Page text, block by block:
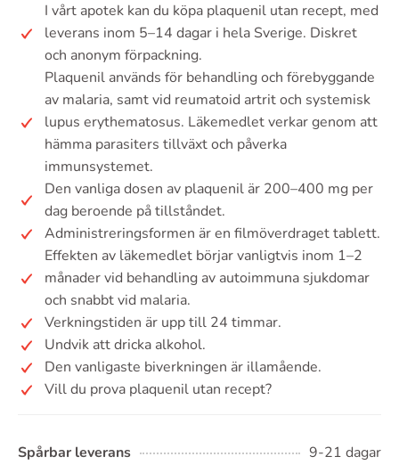
I vårt apotek kan du köpa plaquenil utan recept, med
leverans inom 5–14 dagar i hela Sverige. Diskret
och anonym förpackning.
Plaquenil används för behandling och förebyggande
av malaria, samt vid reumatoid artrit och systemisk
lupus erythematosus. Läkemedlet verkar genom att
hämma parasiters tillväxt och påverka
immunsystemet.
Den vanliga dosen av plaquenil är 200–400 mg per
dag beroende på tillståndet.
Administreringsformen är en filmöverdraget tablett.
Effekten av läkemedlet börjar vanligtvis inom 1–2
månader vid behandling av autoimmuna sjukdomar
och snabbt vid malaria.
Verkningstiden är upp till 24 timmar.
Undvik att dricka alkohol.
Den vanligaste biverkningen är illamående.
Vill du prova plaquenil utan recept?
Spårbar leverans
9-21 dagar